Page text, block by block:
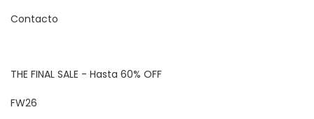
Contacto
THE FINAL SALE - Hasta 60% OFF
FW26